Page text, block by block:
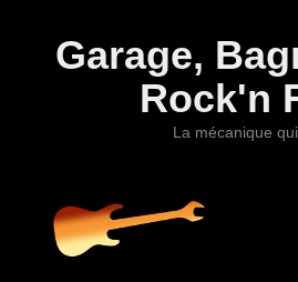
Garage,
Rock'n
La mécanique